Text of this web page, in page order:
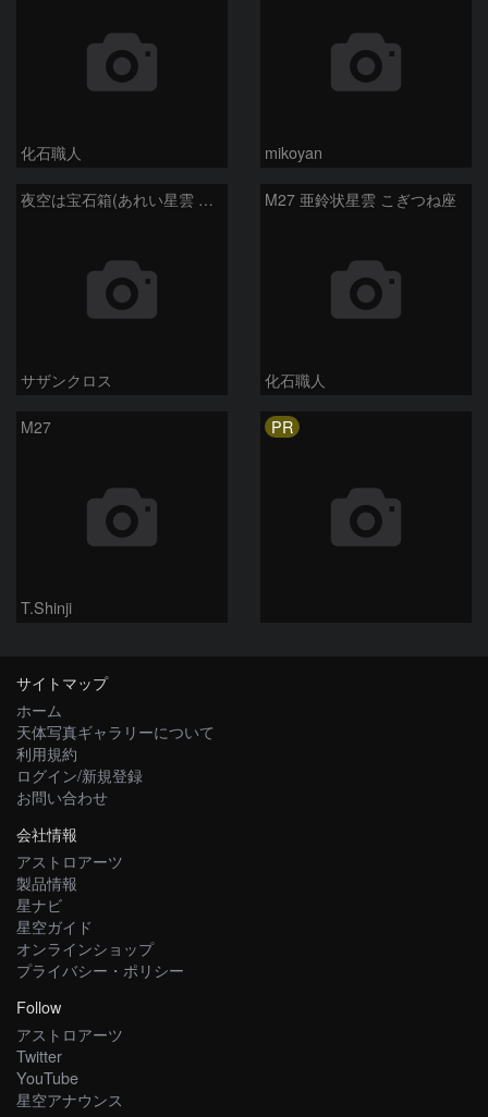
化石職人 mikoyan
夜空は宝石箱(あれい星雲 M27) Seestar50
サザンクロス
M27 亜鈴状星雲 こぎつね座
化石職人
M27
T.Shinji
PR
サイトマップ
ホーム
天体写真ギャラリーについて
利用規約
ログイン/新規登録
お問い合わせ
会社情報
アストロアーツ
製品情報
星ナビ
星空ガイド
オンラインショップ
プライバシー・ポリシー
Follow
アストロアーツ
Twitter
YouTube
星空アナウンス